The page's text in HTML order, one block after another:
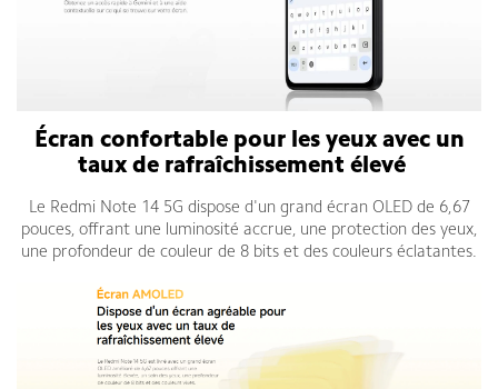
Écran confortable pour les yeux avec un
taux de rafraîchissement élevés
Le Redmi Note 14 5G dispose d'un grand écran OLED de 6,67
pouces, offrant une luminosité accrue, une protection des yeux,
une profondeur de couleur de 8 bits et des couleurs éclatantes.